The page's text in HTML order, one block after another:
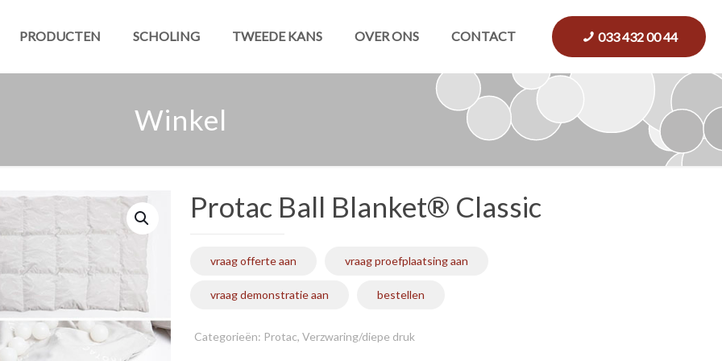
PRODUCTEN SCHOLING TWEEDE KANS OVER ONS CONTACT 033 432 00 44
Winkel
Protac Ball Blanket® Classic
vraag offerte aan vraag proefplaatsing aan
vraag demonstratie aan bestellen
Categorieën: Protac, Verzwaring/diepe druk